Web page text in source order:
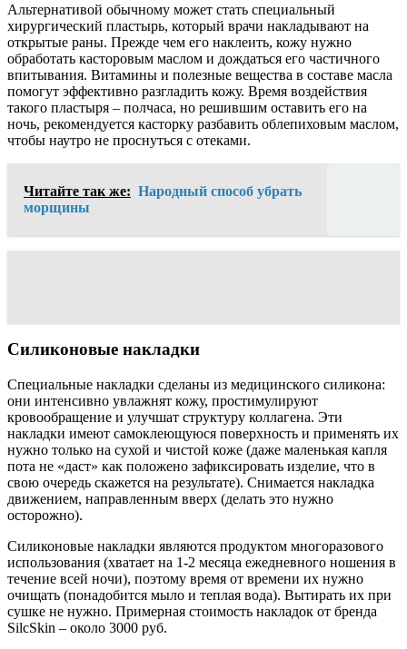
Альтернативой обычному может стать специальный
хирургический пластырь, который врачи накладывают на
открытые раны. Прежде чем его наклеить, кожу нужно
обработать касторовым маслом и дождаться его частичного
впитывания. Витамины и полезные вещества в составе масла
помогут эффективно разгладить кожу. Время воздействия
такого пластыря – полчаса, но решившим оставить его на
ночь, рекомендуется касторку разбавить облепиховым маслом,
чтобы наутро не проснуться с отеками.
Читайте так же: Народный способ убрать
морщины
Силиконовые накладки
Специальные накладки сделаны из медицинского силикона:
они интенсивно увлажнят кожу, простимулируют
кровообращение и улучшат структуру коллагена. Эти
накладки имеют самоклеющуюся поверхность и применять их
нужно только на сухой и чистой коже (даже маленькая капля
пота не «даст» как положено зафиксировать изделие, что в
свою очередь скажется на результате). Снимается накладка
движением, направленным вверх (делать это нужно
осторожно).
Силиконовые накладки являются продуктом многоразового
использования (хватает на 1-2 месяца ежедневного ношения в
течение всей ночи), поэтому время от времени их нужно
очищать (понадобится мыло и теплая вода). Вытирать их при
сушке не нужно. Примерная стоимость накладок от бренда
SilcSkin – около 3000 руб.